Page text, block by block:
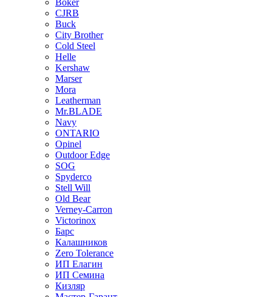
Boker
CJRB
Buck
City Brother
Cold Steel
Helle
Kershaw
Marser
Mora
Leatherman
Mr.BLADE
Navy
ONTARIO
Opinel
Outdoor Edge
SOG
Spyderco
Stell Will
Old Bear
Verney-Carron
Victorinox
Барс
Калашников
Zero Tolerance
ИП Елагин
ИП Семина
Кизляр